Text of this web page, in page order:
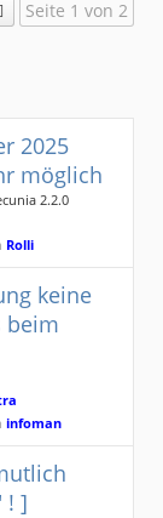
Seite 1 von 2
2025
möglich
2.2.0
Rolli
keine
beim
infoman
! ]